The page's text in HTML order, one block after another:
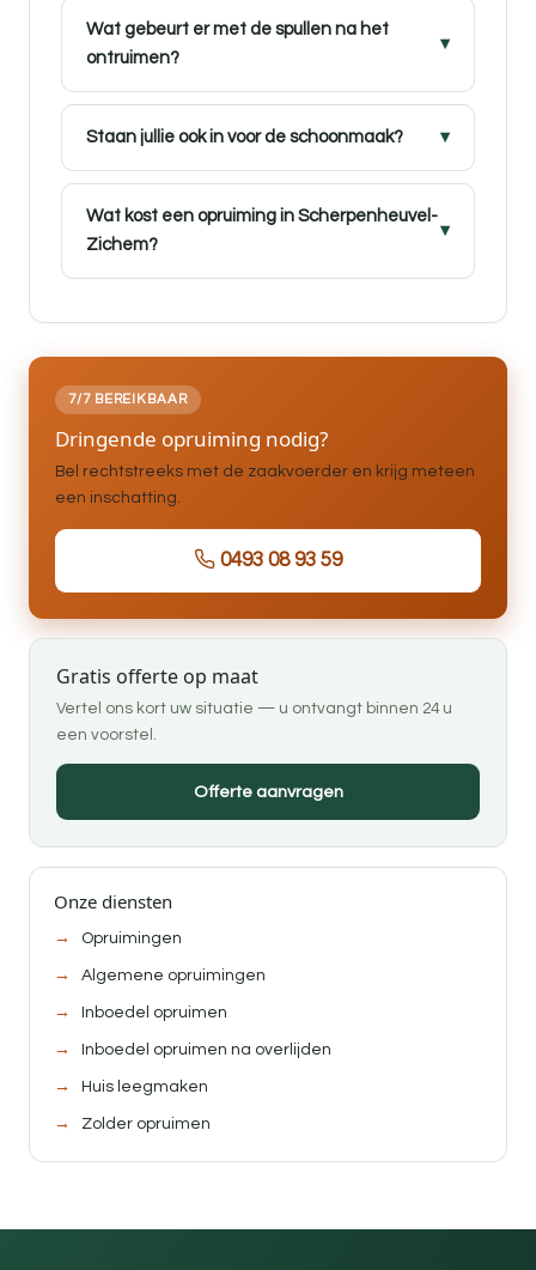
Wat gebeurt er met de spullen na het
ontruimen?
Staan jullie ook in voor de schoonmaak?
Wat kost een opruiming in Scherpenheuvel-
Zichem?
7/7 BEREIKBAAR
Dringende opruiming nodig?
Bel rechtstreeks met de zaakvoerder en krijg meteen
een inschatting.
0493 08 93 59
Gratis offerte op maat
Vertel ons kort uw situatie — u ontvangt binnen 24 u
een voorstel.
Offerte aanvragen
Onze diensten
Opruimingen
Algemene opruimingen
Inboedel opruimen
Inboedel opruimen na overlijden
Huis leegmaken
Zolder opruimen